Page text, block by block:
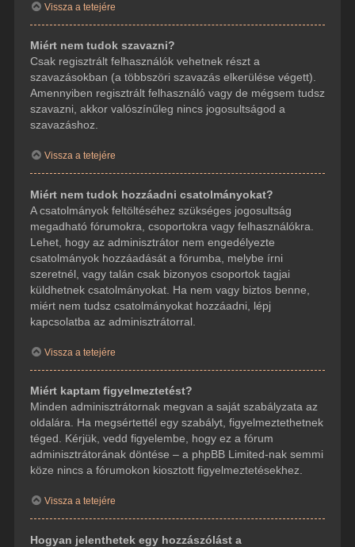
Vissza a tetejére
Miért nem tudok szavazni?
Csak regisztrált felhasználók vehetnek részt a
szavazásokban (a többszöri szavazás elkerülése végett).
Amennyiben regisztrált felhasználó vagy de mégsem tudsz
szavazni, akkor valószínűleg nincs jogosultságod a
szavazáshoz.
Vissza a tetejére
Miért nem tudok hozzáadni csatolmányokat?
A csatolmányok feltöltéséhez szükséges jogosultság
megadható fórumokra, csoportokra vagy felhasználókra.
Lehet, hogy az adminisztrátor nem engedélyezte
csatolmányok hozzáadását a fórumba, melybe írni
szeretnél, vagy talán csak bizonyos csoportok tagjai
küldhetnek csatolmányokat. Ha nem vagy biztos benne,
miért nem tudsz csatolmányokat hozzáadni, lépj
kapcsolatba az adminisztrátorral.
Vissza a tetejére
Miért kaptam figyelmeztetést?
Minden adminisztrátornak megvan a saját szabályzata az
oldalára. Ha megsértettél egy szabályt, figyelmeztethetnek
téged. Kérjük, vedd figyelembe, hogy ez a fórum
adminisztrátorának döntése – a phpBB Limited-nak semmi
köze nincs a fórumokon kiosztott figyelmeztetésekhez.
Vissza a tetejére
Hogyan jelenthetek egy hozzászólást a